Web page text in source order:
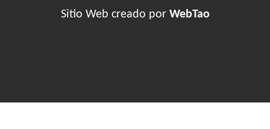
Sitio Web creado por WebTao